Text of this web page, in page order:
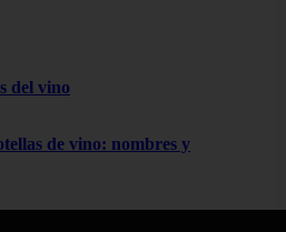
del vino
de vino: nombres y